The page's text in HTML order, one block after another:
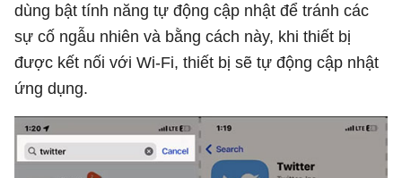
dùng bật tính năng tự động cập nhật để tránh các
sự cố ngẫu nhiên và bằng cách này, khi thiết bị
được kết nối với Wi-Fi, thiết bị sẽ tự động cập nhật
ứng dụng.